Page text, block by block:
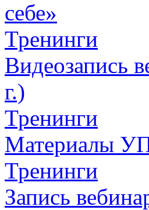
себе»
Тренинги
Видеозапись
г.)
Тренинги
Материалы
Тренинги
Запись